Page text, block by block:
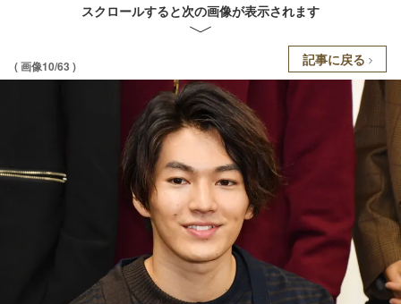
スクロールすると次の画像が表示されます
( 画像10/63 ) 記事に戻る